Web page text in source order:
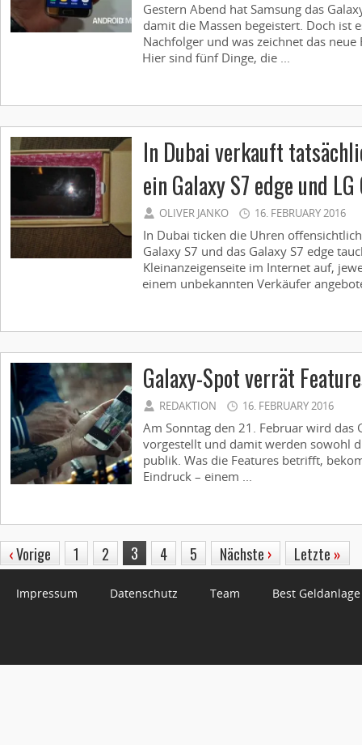
Gestern Abend hat Samsung das
damit die Massen begeistert. Doch ist
Nachfolger und was zeichnet das neue
Hier sind fünf Dinge, die ...
In Dubai verkauft
ein Galaxy S7 edge und LG
OLIVER JANKO 16. FEBRUARY 2016
In Dubai ticken die Uhren
Galaxy S7 und das Galaxy S7 edge
Kleinanzeigenseite im Internet auf,
einem unbekannten Verkäufer
Galaxy-Spot verrät
REDAKTION 16. FEBRUARY 2016
Am Sonntag den 21. Februar wird das
vorgestellt und damit werden sowohl
publik. Was die Features betrifft,
Eindruck – einem ...
‹Vorige 1 2 3 4 5 Nächste › Letzte »
Impressum Datenschutz Team Best Geldanlage